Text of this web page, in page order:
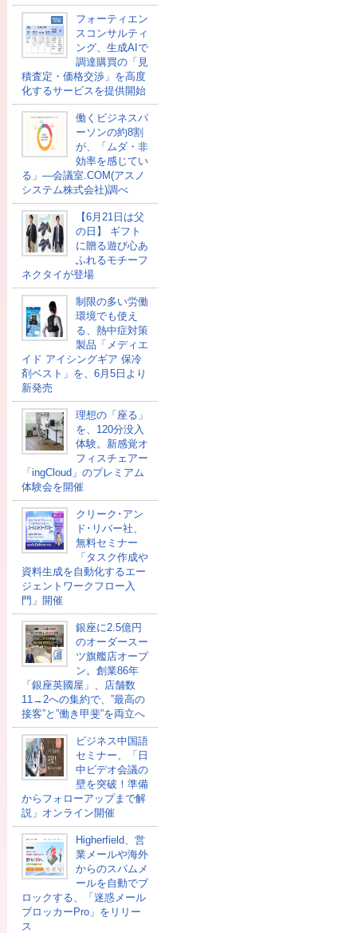
フォーティエン
スコンサルティ
ング、生成AIで
調達購買の「見
積査定・価格交渉」を高度
化するサービスを提供開始
働くビジネスパ
ーソンの約8割
が、「ムダ・非
効率を感じてい
る」―会議室.COM(アスノ
システム株式会社)調べ
【6月21日は父
の日】 ギフト
に贈る遊び心あ
ふれるモチーフ
ネクタイが登場
制限の多い労働
環境でも使え
る、熱中症対策
製品「メディエ
イド アイシングギア 保冷
剤ベスト」を、6月5日より
新発売
理想の「座る」
を、120分没入
体験。新感覚オ
フィスチェアー
「ingCloud」のプレミアム
体験会を開催
クリーク･アン
ド･リバー社、
無料セミナー
「タスク作成や
資料生成を自動化するエー
ジェントワークフロー入
門」開催
銀座に2.5億円
のオーダースー
ツ旗艦店オープ
ン。創業86年
「銀座英國屋」、店舗数
11→2への集約で、”最高の
接客”と”働き甲斐”を両立へ
ビジネス中国語
セミナー、「日
中ビデオ会議の
壁を突破！準備
からフォローアップまで解
説」オンライン開催
Higherfield、営
業メールや海外
からのスパムメ
ールを自動でブ
ロックする、「迷惑メール
ブロッカーPro」をリリー
ス